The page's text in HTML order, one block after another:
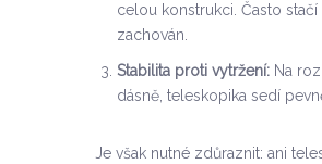
celou konstrukci. Často
zachován.
Stabilita proti vytržení: Na
dásně, teleskopika sedí
Je však nutné zdůraznit: ani